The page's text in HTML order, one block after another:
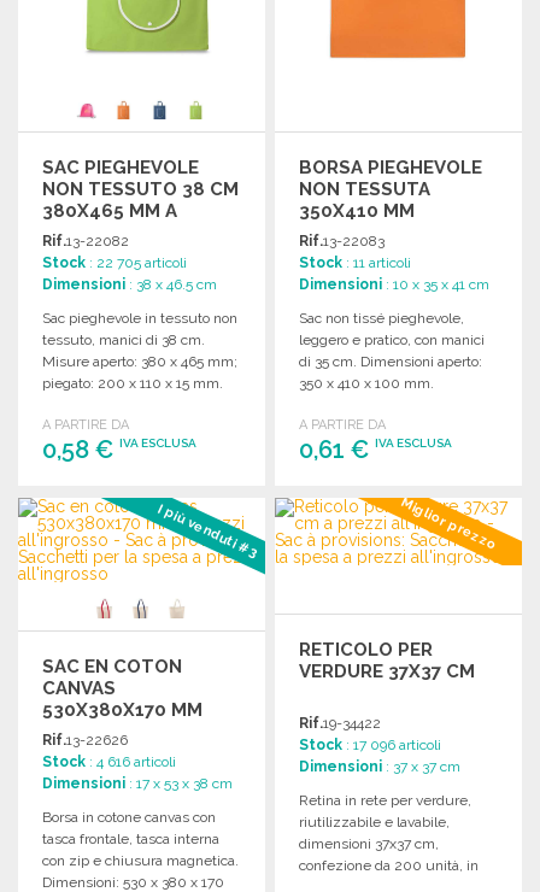
SAC PIEGHEVOLE
NON TESSUTO 38 CM
380X465 MM A
PREZZI
ALL'INGROSSO
Rif.13-22082
Stock : 22 705 articoli
Dimensioni : 38 x 46.5 cm
Sac pieghevole in tessuto non
tessuto, manici di 38 cm.
Misure aperto: 380 x 465 mm;
piegato: 200 x 110 x 15 mm.
A PARTIRE DA
0,58 € IVA ESCLUSA
ORDINARE
Richiedi un preventivo
BORSA PIEGHEVOLE
NON TESSUTA
350X410 MM
Rif.13-22083
Stock : 11 articoli
Dimensioni : 10 x 35 x 41 cm
Sac non tissé pieghevole,
leggero e pratico, con manici
di 35 cm. Dimensioni aperto:
350 x 410 x 100 mm.
A PARTIRE DA
0,61 €IVA ESCLUSA
ORDINARE
Richiedi un preventivo
I più venduti #3
SAC EN COTON
CANVAS
530X380X170 MM
Rif.13-22626
Stock : 4 616 articoli
Dimensioni : 17 x 53 x 38 cm
Borsa in cotone canvas con
tasca frontale, tasca interna
con zip e chiusura magnetica.
Dimensioni: 530 x 380 x 170
Miglior prezzo
RETICOLO PER
VERDURE 37X37 CM
Rif.19-34422
Stock : 17 096 articoli
Dimensioni : 37 x 37 cm
Retina in rete per verdure,
riutilizzabile e lavabile,
dimensioni 37x37 cm,
confezione da 200 unità, in